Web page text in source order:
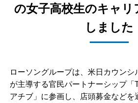
の女子高校生のキャリ
しました
ローソングループは、米日カウン
が主導する官民パートナーシップ「
アチブ」に参画し、店頭募金などを